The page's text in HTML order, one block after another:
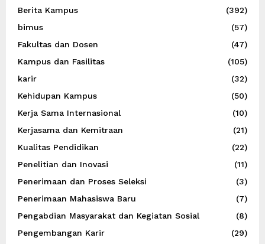
Berita Kampus
(392)
bimus
(57)
Fakultas dan Dosen
(47)
Kampus dan Fasilitas
(105)
karir
(32)
Kehidupan Kampus
(50)
Kerja Sama Internasional
(10)
Kerjasama dan Kemitraan
(21)
Kualitas Pendidikan
(22)
Penelitian dan Inovasi
(11)
Penerimaan dan Proses Seleksi
(3)
Penerimaan Mahasiswa Baru
(7)
Pengabdian Masyarakat dan Kegiatan Sosial
(8)
Pengembangan Karir
(29)